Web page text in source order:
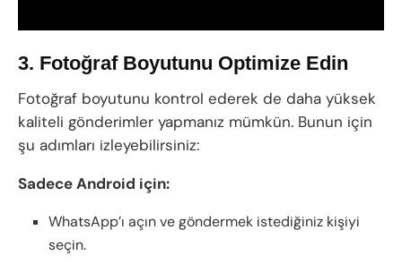
3. Fotoğraf Boyutunu Optimize Edin
Fotoğraf boyutunu kontrol ederek de daha yüksek
kaliteli gönderimler yapmanız mümkün. Bunun için
şu adımları izleyebilirsiniz:
Sadece Android için:
WhatsApp’ı açın ve göndermek istediğiniz kişiyi
seçin.